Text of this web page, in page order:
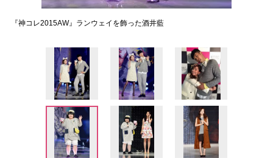
『神コレ2015AW』ランウェイを飾った酒井藍